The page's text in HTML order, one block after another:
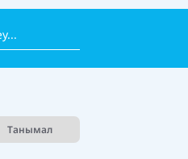
Танымал